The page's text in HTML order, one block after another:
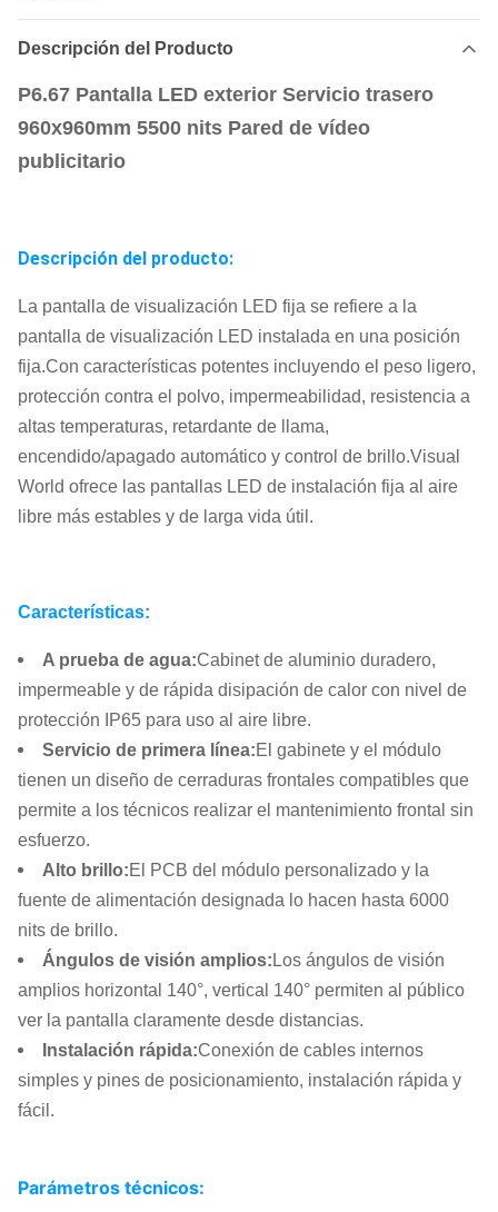
Descripción del Producto
P6.67 Pantalla LED exterior Servicio trasero
960x960mm 5500 nits Pared de vídeo
publicitario
Descripción del producto:
La pantalla de visualización LED fija se refiere a la
pantalla de visualización LED instalada en una posición
fija.Con características potentes incluyendo el peso ligero,
protección contra el polvo, impermeabilidad, resistencia a
altas temperaturas, retardante de llama,
encendido/apagado automático y control de brillo.Visual
World ofrece las pantallas LED de instalación fija al aire
libre más estables y de larga vida útil.
Características:
A prueba de agua:Cabinet de aluminio duradero,
impermeable y de rápida disipación de calor con nivel de
protección IP65 para uso al aire libre.
Servicio de primera línea:El gabinete y el módulo
tienen un diseño de cerraduras frontales compatibles que
permite a los técnicos realizar el mantenimiento frontal sin
esfuerzo.
Alto brillo:El PCB del módulo personalizado y la
fuente de alimentación designada lo hacen hasta 6000
nits de brillo.
Ángulos de visión amplios: Los ángulos de visión
amplios horizontal 140°, vertical 140° permiten al público
ver la pantalla claramente desde distancias.
Instalación rápida:Conexión de cables internos
simples y pines de posicionamiento, instalación rápida y
fácil.
Parámetros técnicos: